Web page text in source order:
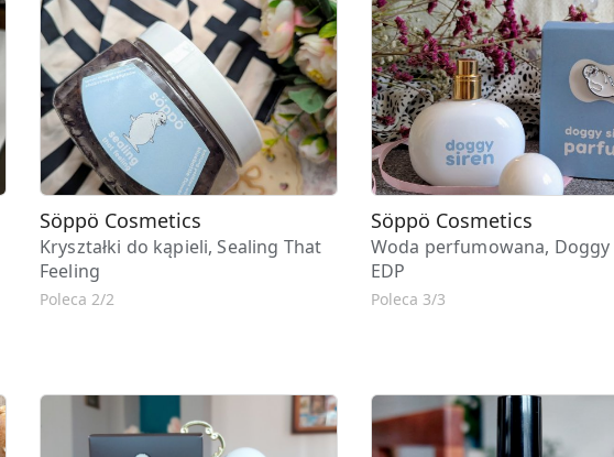
Söppö Cosmetics
Kryształki do kąpieli, Sealing That
Feeling
Poleca 2/2
Söppö Cosmetics
Woda perfumowana, Doggy
EDP
Poleca 3/3